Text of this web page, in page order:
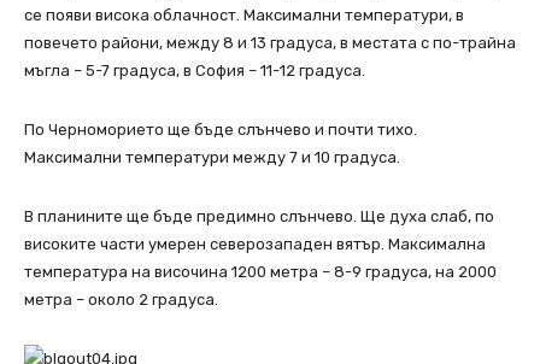
се появи висока облачност. Максимални температури, в
повечето райони, между 8 и 13 градуса, в местата с по-трайна
мъгла – 5-7 градуса, в София – 11-12 градуса.
По Черноморието ще бъде слънчево и почти тихо.
Максимални температури между 7 и 10 градуса.
В планините ще бъде предимно слънчево. Ще духа слаб, по
високите части умерен северозападен вятър. Максимална
температура на височина 1200 метра – 8-9 градуса, на 2000
метра – около 2 градуса.